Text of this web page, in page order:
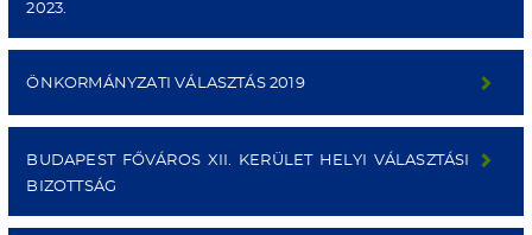
2023.
ÖNKORMÁNYZATI VÁLASZTÁS 2019
BUDAPEST FŐVÁROS XII. KERÜLET HELYI VÁLASZTÁSI
BIZOTTSÁG